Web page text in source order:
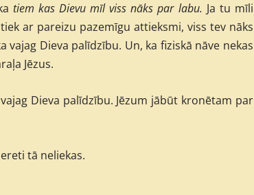
tiem kas Dievu mīl viss nāks par labu. Ja tu mīli
ar pareizu pazemīgu attieksmi, viss tev nāks
Dieva palīdzību. Un, ka fiziskā nāve nekas
Jēzus.
Dieva palīdzību. Jēzum jābūt kronētam par
tā neliekas.